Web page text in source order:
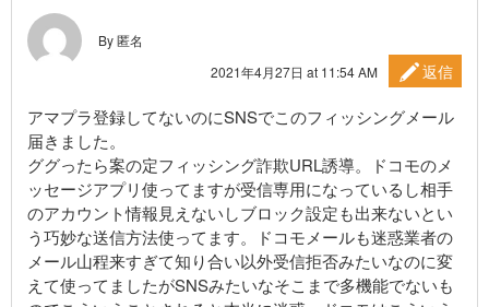
By 匿名
2021年4月27日 at 11:54 AM
返信
アマプラ登録してないのにSNSでこのフィッシングメール
届きました。
ググったら案の定フィッシング詐欺URL誘導。ドコモのメ
ッセージアプリ使ってますが受信専用になっているし相手
のアカウント情報見えないしブロック設定も出来ないとい
う巧妙な送信方法使ってます。ドコモメールも迷惑業者の
メール山程来すぎて知り合い以外受信拒否みたいなのに変
えて使ってましたがSNSみたいなそこまで多機能でないも